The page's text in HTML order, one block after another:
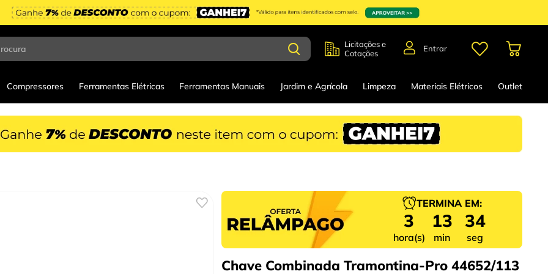
Licitações e
Cotações
Entrar
Compressores Ferramentas Elétricas Ferramentas Manuais Jardim e Agrícola Limpeza Materiais Elétricos Outlet
TERMINA EM:
3
hora(s)
13
min
33
seg
Chave Combinada Tramontina-Pro 44652/113